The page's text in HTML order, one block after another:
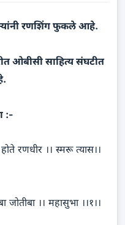
रणशिंग फुकले आहे.
ओबीसी साहित्य संघटीत
:-
रणधीर ।। स्मरू त्यास।।
।। महासुभा ।।१।।